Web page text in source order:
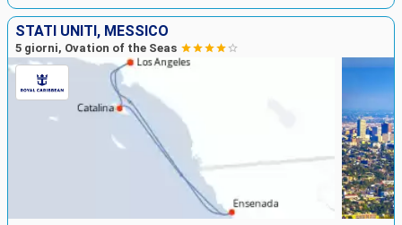
STATI UNITI, MESSICO
5 giorni, Ovation of the Seas